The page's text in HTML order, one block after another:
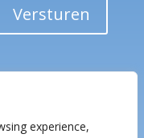
experience,
Versturen